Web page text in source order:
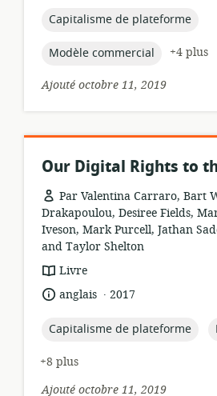
publication:
topic:
Capitalisme de plateforme
topic:
Modèle commercial
+4 plus
Ajouté octobre 11, 2019
Our Digital Rights to
Par Valentina Carraro, Bart
Drakapoulou, Desiree Fields,
Iveson, Mark Purcell, Jathan
and Taylor Shelton
Format
ressource:
Livre
langue:
anglais .
date
publication:
2017
topic:
Capitalisme de plateforme
+8 plus
Ajouté octobre 11, 2019